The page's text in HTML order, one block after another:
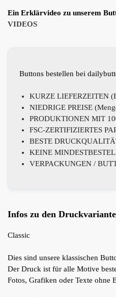
Ein Erklärvideo zu unserem
VIDEOS
Buttons bestellen bei
KURZE LIEFERZEITEN
NIEDRIGE PREISE
PRODUKTIONEN MIT
FSC-ZERTIFIZIERTES
BESTE
KEINE
VERPACKUNGEN /
Infos zu den
Classic
Dies sind unsere klassischen
Der Druck ist für alle Motive
Fotos, Grafiken oder Texte ohne